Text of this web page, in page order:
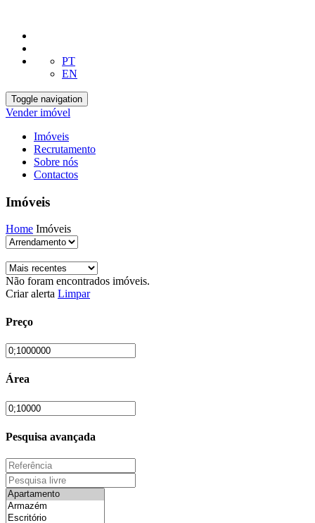
PT
EN
Toggle navigation
Vender imóvel
Imóveis
Recrutamento
Sobre nós
Contactos
Imóveis
Home Imóveis
Não foram encontrados imóveis.
Criar alerta Limpar
Preço
Área
Pesquisa avançada